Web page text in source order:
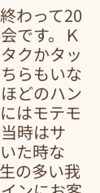
わって20
です。Ｋ
クかタッ
らもいな
どのハン
はモテモ
時はサ
た時な
の多い我